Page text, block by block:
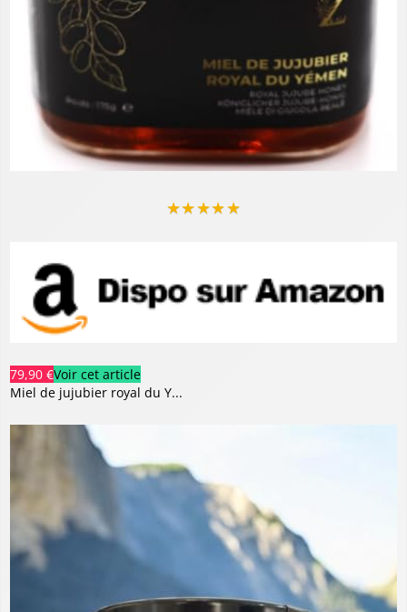
★★★★★
79,90 €Voir cet article
Miel de jujubier royal du Y...